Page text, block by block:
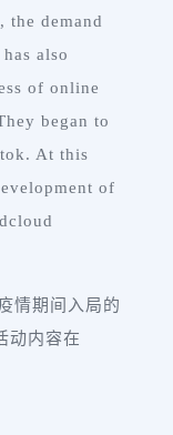
the demand
also
of online
began to
At this
of
期间入局的
动内容在